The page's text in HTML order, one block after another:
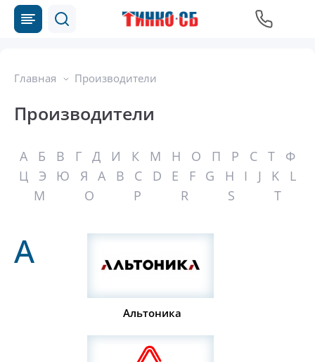
Главная Производители
Производители
А Б В Г Д И К М Н О П Р С Т
Ф
Ц
Э Ю Я A B C D E F G H I J K
L
M
O P R S T
А
Альтоника